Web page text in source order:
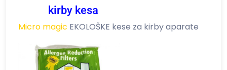
kirby kesa
Micro magic EKOLOŠKE kese za kirby aparate